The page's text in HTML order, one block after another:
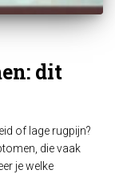
dit
of lage rugpijn?
die vaak
je welke